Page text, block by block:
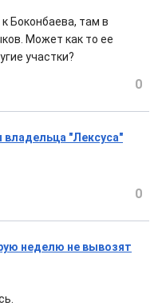
Боконбаева, там в
Может как то ее
участки?
0
"Лексуса"
0
неделю не вывозят